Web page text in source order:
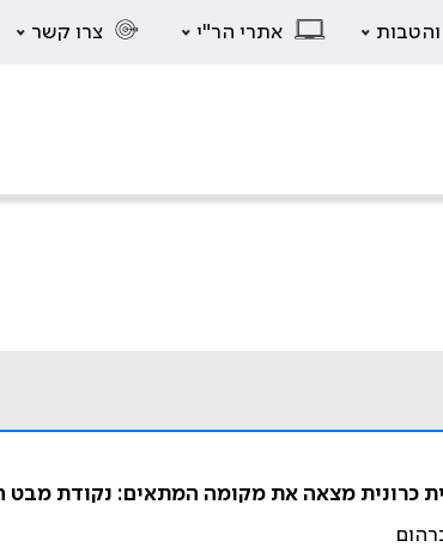
אתרי הר"י צרו קשר
כרונית מצאה את מקומה המתאים: נקודת מבט